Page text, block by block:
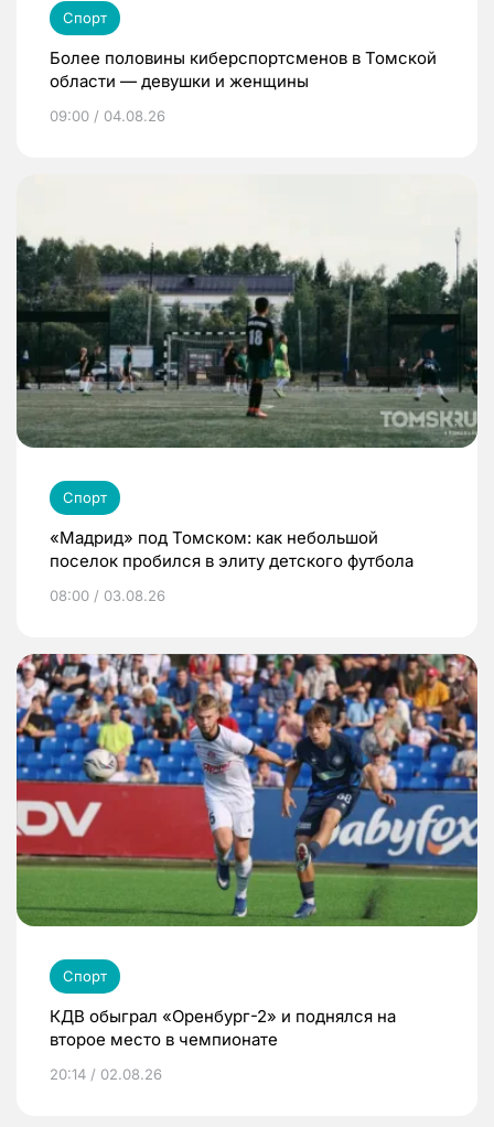
Спорт
Более половины киберспортсменов в Томской
области — девушки и женщины
09:00 / 04.08.26
Спорт
«Мадрид» под Томском: как небольшой
поселок пробился в элиту детского футбола
08:00 / 03.08.26
Спорт
КДВ обыграл «Оренбург-2» и поднялся на
второе место в чемпионате
20:14 / 02.08.26